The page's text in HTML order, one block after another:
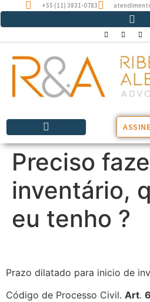
+55 (11) 3831-0783
Preciso
inventário,
eu tenho ?
Prazo dilatado para inicio de
Código de Processo Civil. Art.